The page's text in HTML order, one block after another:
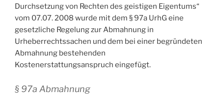
Durchsetzung von Rechten des geistigen Eigentums“
vom 07.07. 2008 wurde mit dem § 97a UrhG eine
gesetzliche Regelung zur Abmahnung in
Urheberrechtssachen und dem bei einer begründeten
Abmahnung bestehenden
Kostenerstattungsanspruch eingefügt.
§ 97a Abmahnung